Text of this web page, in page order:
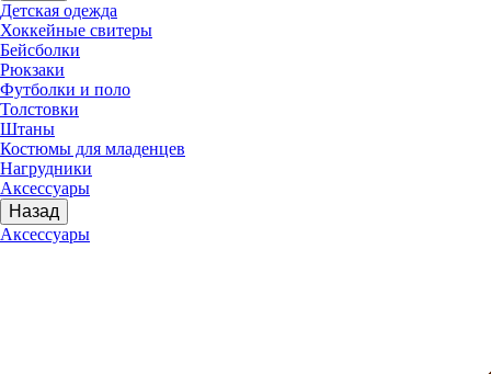
Детская одежда
Хоккейные свитеры
Бейсболки
Рюкзаки
Футболки и поло
Толстовки
Штаны
Костюмы для младенцев
Нагрудники
Аксессуары
Назад
Аксессуары